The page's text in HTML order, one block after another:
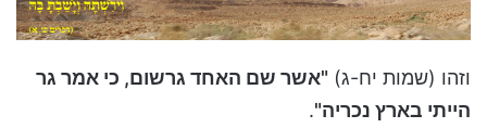
וזהו (שמות יח-ג) "אשר שם האחד גרשום, כי אמר גר
הייתי בארץ נכריה".